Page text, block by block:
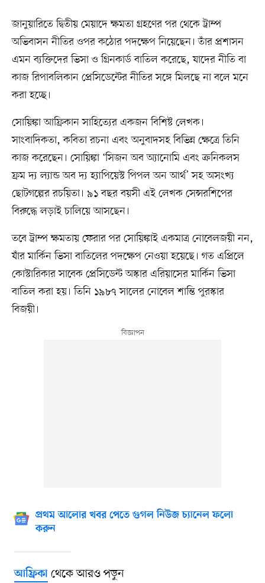
জানুয়ারিতে দ্বিতীয় মেয়াদে ক্ষমতা গ্রহণের পর থেকে ট্রাম্প
অভিবাসন নীতির ওপর কঠোর পদক্ষেপ নিয়েছেন। তাঁর প্রশাসন
এমন ব্যক্তিদের ভিসা ও গ্রিনকার্ড বাতিল করেছে, যাদের নীতি বা
কাজ রিপাবলিকান প্রেসিডেন্টের নীতির সঙ্গে মিলছে না বলে মনে
করা হচ্ছে।
সোয়িঙ্কা আফ্রিকান সাহিত্যের একজন বিশিষ্ট লেখক।
সাংবাদিকতা, কবিতা রচনা এবং অনুবাদসহ বিভিন্ন ক্ষেত্রে তিনি
কাজ করেছেন। সোয়িঙ্কা ‘সিজন অব অ্যানোমি এবং ক্রনিকলস
ফ্রম দ্য ল্যান্ড অব দ্য হ্যাপিয়েস্ট পিপল অন আর্থ’ সহ অসংখ্য
ছোটগল্পের রচয়িতা। ৯১ বছর বয়সী এই লেখক সেন্সরশিপের
বিরুদ্ধে লড়াই চালিয়ে আসছেন।
তবে ট্রাম্প ক্ষমতায় ফেরার পর সোয়িঙ্কাই একমাত্র নোবেলজয়ী নন,
যাঁর মার্কিন ভিসা বাতিলের পদক্ষেপ নেওয়া হয়েছে। গত এপ্রিলে
কোস্টারিকার সাবেক প্রেসিডেন্ট অস্কার এরিয়াসের মার্কিন ভিসা
বাতিল করা হয়। তিনি ১৯৮৭ সালের নোবেল শান্তি পুরস্কার
বিজয়ী।
প্রথম আলোর খবর পেতে গুগল নিউজ চ্যানেল ফলো
করুন
আফ্রিকাথেকে আরও পড়ুন